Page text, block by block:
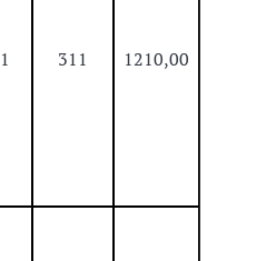
311 1210,00